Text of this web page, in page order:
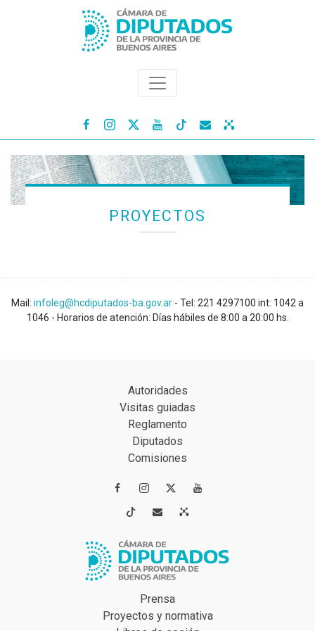
   
PROYECTOS
Mail: infoleg@hcdiputados-ba.gov.ar - Tel: 221 4297100 int: 1042 a
1046 - Horarios de atención: Días hábiles de 8:00 a 20:00 hs.
Autoridades
Visitas guiadas
Reglamento
Diputados
Comisiones
 
 
Prensa
Proyectos y normativa